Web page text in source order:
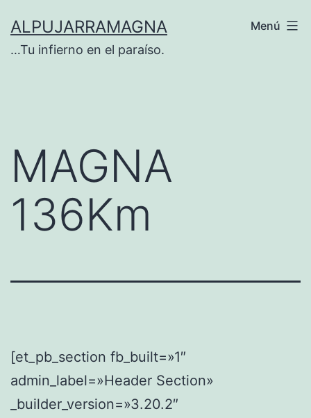
ALPUJARRAMAGNA
…Tu infierno en el paraíso.
Menú
MAGNA
136Km
[et_pb_section fb_built=»1″
admin_label=»Header Section»
_builder_version=»3.20.2″